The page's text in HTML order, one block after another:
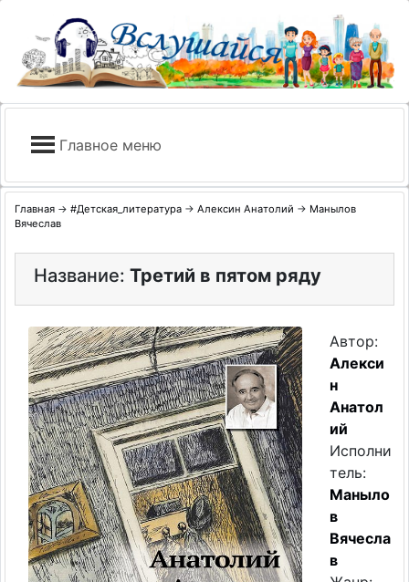
content
Главное меню
Главная → #Детская_литература → Алексин Анатолий → Манылов
Вячеслав
Название: Третий в пятом ряду
Автор:
Алекси
н
Анатол
ий
Исполни
тель:
Маныло
в
Вячесла
в